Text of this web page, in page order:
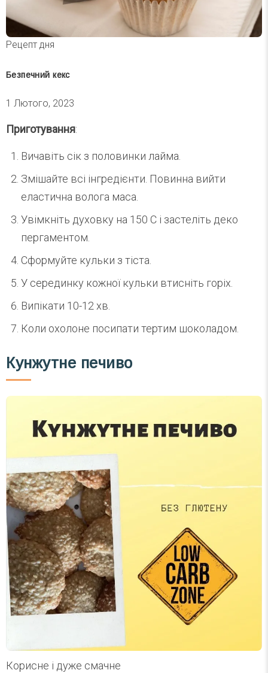
Рецепт дня
Безпечний кекс
1 Лютого, 2023
Приготування:
Вичавіть сік з половинки лайма.
Змішайте всі інгредієнти. Повинна вийти
еластична волога маса.
Увімкніть духовку на 150 С і застеліть деко
пергаментом.
Сформуйте кульки з тіста.
У серединку кожної кульки втисніть горіх.
Випікати 10-12 хв.
Коли охолоне посипати тертим шоколадом.
Кунжутне печиво
Корисне і дуже смачне